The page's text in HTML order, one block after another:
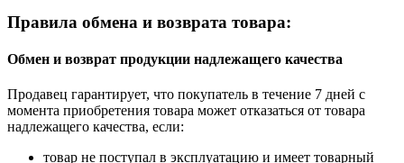
Правила обмена и возврата товара:
Обмен и возврат продукции надлежащего качества
Продавец гарантирует, что покупатель в течение 7 дней с
момента приобретения товара может отказаться от товара
надлежащего качества, если:
товар не поступал в эксплуатацию и имеет товарный